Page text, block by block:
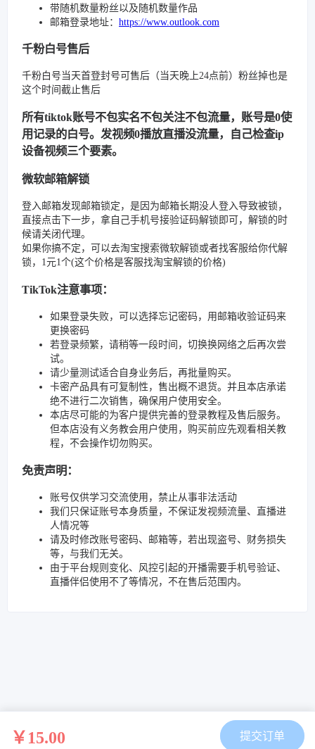
带随机数量粉丝以及随机数量作品
邮箱登录地址： https://www.outlook.com
千粉白号售后
千粉白号当天首登封号可售后（当天晚上24点前）粉丝掉也是
这个时间截止售后
所有tiktok账号不包实名不包关注不包流量，账号是0使
用记录的白号。发视频0播放直播没流量，自己检查ip
设备视频三个要素。
微软邮箱解锁
登入邮箱发现邮箱锁定，是因为邮箱长期没人登入导致被锁，
直接点击下一步，拿自己手机号接验证码解锁即可，解锁的时
候请关闭代理。
如果你搞不定，可以去淘宝搜索微软解锁或者找客服给你代解
锁，1元1个(这个价格是客服找淘宝解锁的价格)
TikTok注意事项：
如果登录失败，可以选择忘记密码，用邮箱收验证码来
更换密码
若登录频繁，请稍等一段时间，切换换网络之后再次尝
试。
请少量测试适合自身业务后，再批量购买。
卡密产品具有可复制性，售出概不退货。并且本店承诺
绝不进行二次销售，确保用户使用安全。
本店尽可能的为客户提供完善的登录教程及售后服务。
但本店没有义务教会用户使用，购买前应先观看相关教
程，不会操作切勿购买。
免责声明：
账号仅供学习交流使用，禁止从事非法活动
我们只保证账号本身质量，不保证发视频流量、直播进
人情况等
请及时修改账号密码、邮箱等，若出现盗号、财务损失
等，与我们无关。
由于平台规则变化、风控引起的开播需要手机号验证、
直播伴侣使用不了等情况，不在售后范围内。
￥15.00 提交订单